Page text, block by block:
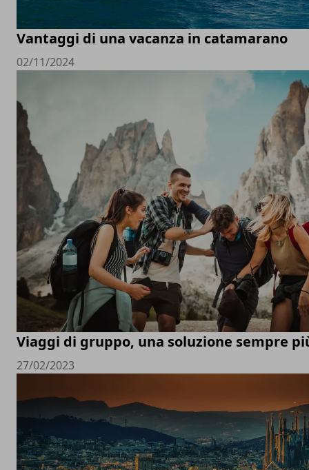
Vantaggi di una vacanza in catamarano
02/11/2024
Viaggi di gruppo, una soluzione sempre
27/02/2023